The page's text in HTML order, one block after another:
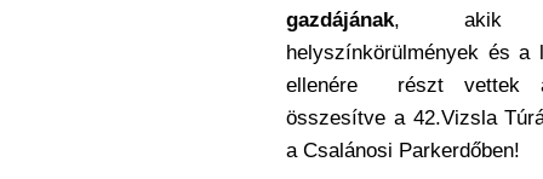
gazdájának, akik
helyszínkörülmények és a
ellenére részt vettek
összesítve a 42.Vizsla
a Csalánosi Parkerdőben!